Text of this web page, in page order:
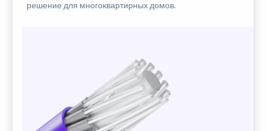
решение для многоквартирных домов.